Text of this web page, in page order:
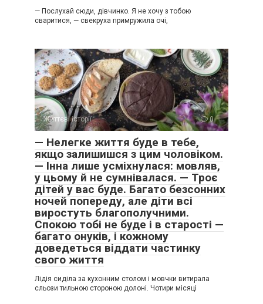
— Послухай сюди, дівчинко. Я не хочу з тобою
сваритися, — свекруха примружила очі,
Життєві історії 0
— Нелегке життя буде в тебе,
якщо залишишся з цим чоловіком.
— Інна лише усміхнулася: мовляв,
у цьому й не сумнівалася. — Троє
дітей у вас буде. Багато безсонних
ночей попереду, але діти всі
виростуть благополучними.
Спокою тобі не буде і в старості —
багато онуків, і кожному
доведеться віддати частинку
свого життя
Лідія сиділа за кухонним столом і мовчки витирала
сльози тильною стороною долоні. Чотири місяці